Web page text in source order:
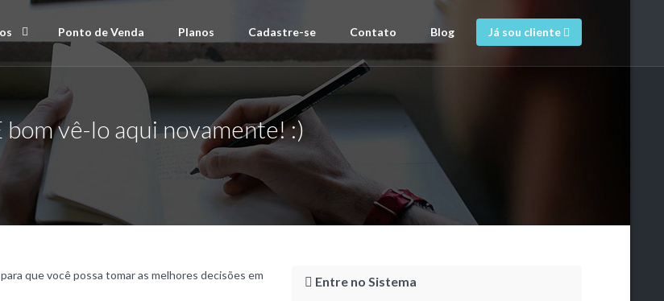
Ponto de Venda Planos Cadastre-se Contato Blog Já sou cliente
bom vê-lo aqui novamente! :)
que você possa tomar as melhores decisões em
Entre no Sistema